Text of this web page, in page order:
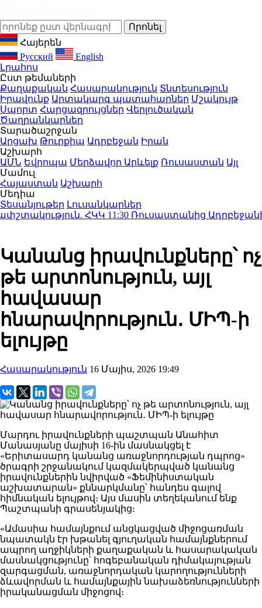
Հայերեն
Русский
English
Լրահոս
Ըստ թեմաների
Քաղաքական Հասարակություն Տնտեսություն
Իրավունք Արտակարգ պատահարներ Մշակույթ
Սպորտ Հարցազրույցներ Վերլուծական
Ծաղրանկարներ
Տարածաշրջան
Արցախ Թուրքիա Ադրբեջան Իրան
Աշխարհ
ԱՄՆ Եվրոպա Մերձավոր Արևելք Ռուսաստան Այլ
Մամուլ
Հայաստան Աշխարհ
Մեդիա
Տեսանյութեր Լուսանկարներ
ՀԿԿ11:30 Ռուսաստանից Ադրբեջանի
Կանանց իրավունքները՝ ոչ
թե արտոնություն, այլ
հավասար
հնարավորություն․ ՄԻՊ-ի
ելույթը
Հասարակություն 16 Մայիս, 2026 19:49
Մարդու իրավունքների պաշտպան Անահիտ
Մանասյանը մայիսի 16-ին մասնակցել է
«Երիտասարդ կանանց առաջնորդության դպրոց»
ծրագրի շրջանակում կազմակերպված կանանց
իրավունքներին նվիրված «Ֆեմինիստական
աշխատարան» քննարկմանը՝ հանդես գալով
հիմնական ելույթով։ Այս մասին տեղեկանում ենք
Պաշտպանի գրասենյակից։
«Ամասիա համայնքում անցկացված միջոցառման
նպատակն էր խթանել գյուղական համայնքներում
ապրող աղջիկների քաղաքական և հասարակական
մասնակցությունը՝ հոգեբանական դիմակայության
զարգացման, առաջնորդական կարողությունների
ձևավորման և համայնքային նախաձեռնությունների
իրականացման միջոցով։